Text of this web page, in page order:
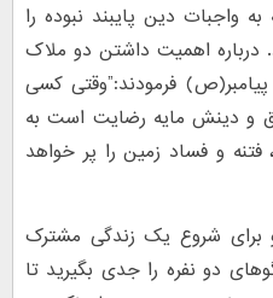
واجبات دین پایبند نبوده را
درباره اهمیت داشتن دو ملاک
فرمودند:”وقتی کسی
و دینش مایه رضایت است به
و فساد زمین را پر خواهد
و برای شروع یک زندگی مشترک
دو نفره را جدی بگیرید تا